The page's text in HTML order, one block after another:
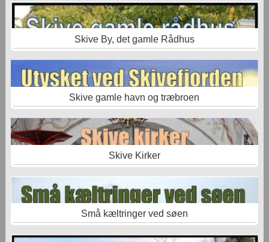
Skive By, det gamle Rådhus
Skive gamle havn og træbroen
Skive Kirker
Små kæltringer ved søen